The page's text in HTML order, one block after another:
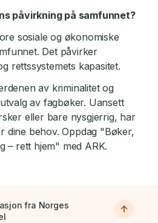
påvirkning på samfunnet?
sosiale og økonomiske
Det påvirker
rettssystemets kapasitet.
av kriminalitet og
av fagbøker. Uansett
eller bare nysgjerrig, har
dine behov. Oppdag "Bøker,
– rett hjem" med ARK.
fra Norges